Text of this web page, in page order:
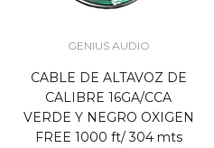
GENIUS AUDIO
CABLE DE ALTAVOZ DE
CALIBRE 16GA/CCA
VERDE Y NEGRO OXIGEN
FREE 1000 ft/ 304 mts